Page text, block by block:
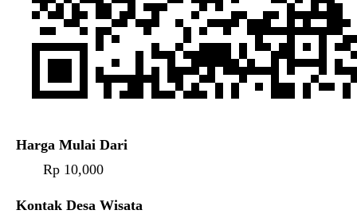
Harga Mulai Dari
Rp 10,000
Kontak Desa Wisata